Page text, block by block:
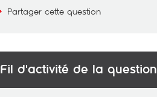
Partager cette question
Fil d'activité de la question